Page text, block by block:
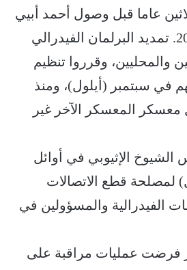
عاما قبل وصول أحمد أبيي
إلى السلطة في 2018. تمديد البرلمان الفيدرالي
والمحليين، وقرروا تنظيم
في سبتمبر (أيلول)، ومنذ
معسكر المعسكر الآخر غير
الإثيوبي في أوائل
لمصلحة قطع الاتصالات
الفيدرالية والمسؤولين في
فرضت عمليات مراقبة على